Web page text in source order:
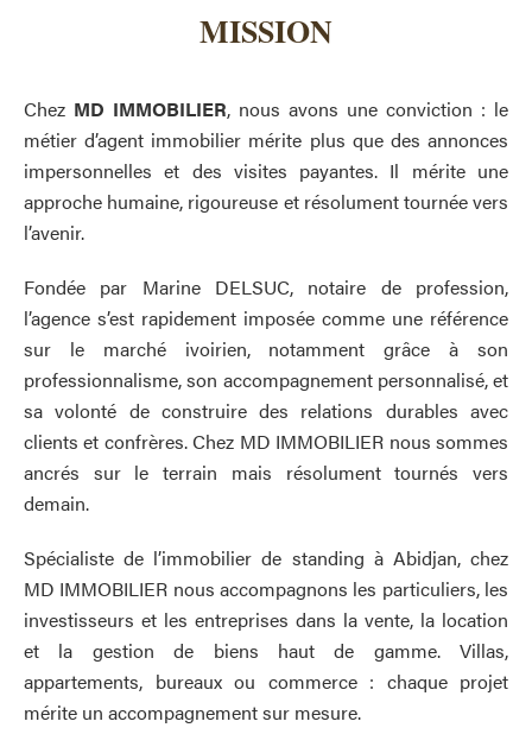
MISSION
Chez MD IMMOBILIER, nous avons une conviction : le
métier d’agent immobilier mérite plus que des annonces
impersonnelles et des visites payantes. Il mérite une
approche humaine, rigoureuse et résolument tournée vers
l’avenir.
Fondée par Marine DELSUC, notaire de profession,
l’agence s’est rapidement imposée comme une référence
sur le marché ivoirien, notamment grâce à son
professionnalisme, son accompagnement personnalisé, et
sa volonté de construire des relations durables avec
clients et confrères. Chez MD IMMOBILIER nous sommes
ancrés sur le terrain mais résolument tournés vers
demain.
Spécialiste de l’immobilier de standing à Abidjan, chez
MD IMMOBILIER nous accompagnons les particuliers, les
investisseurs et les entreprises dans la vente, la location
et la gestion de biens haut de gamme. Villas,
appartements, bureaux ou commerce : chaque projet
mérite un accompagnement sur mesure.